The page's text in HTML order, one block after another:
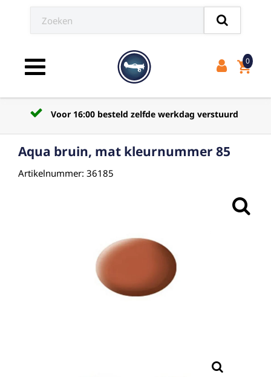
Toggle navigation shopping_cart
0
Voor 16:00 besteld zelfde werkdag verstuurd
Aqua bruin, mat kleurnummer 85
Artikelnummer: 36185